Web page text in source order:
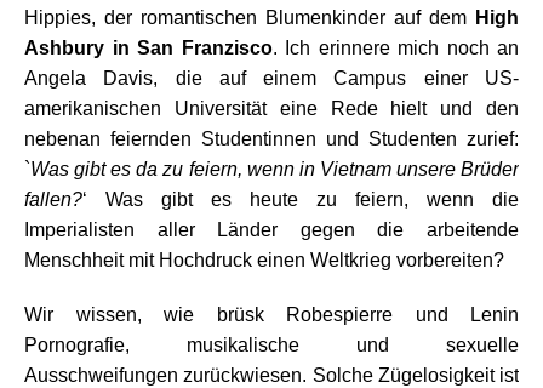
Hippies, der romantischen Blumenkinder auf dem High
Ashbury in San Franzisco. Ich erinnere mich noch an
Angela Davis, die auf einem Campus einer US-
amerikanischen Universität eine Rede hielt und den
nebenan feiernden Studentinnen und Studenten zurief:
`Was gibt es da zu feiern, wenn in Vietnam unsere Brüder
fallen?‘ Was gibt es heute zu feiern, wenn die
Imperialisten aller Länder gegen die arbeitende
Menschheit mit Hochdruck einen Weltkrieg vorbereiten?
Wir wissen, wie brüsk Robespierre und Lenin
Pornografie, musikalische und sexuelle
Ausschweifungen zurückwiesen. Solche Zügelosigkeit ist